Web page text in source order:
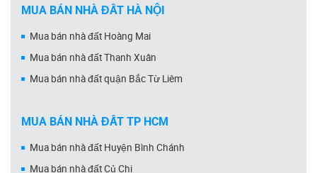
MUA BÁN NHÀ ĐẤT HÀ NỘI
Mua bán nhà đất Hoàng Mai
Mua bán nhà đất Thanh Xuân
Mua bán nhà đất quận Bắc Từ Liêm
MUA BÁN NHÀ ĐẤT TP HCM
Mua bán nhà đất Huyện Bình Chánh
Mua bán nhà đất Củ Chi